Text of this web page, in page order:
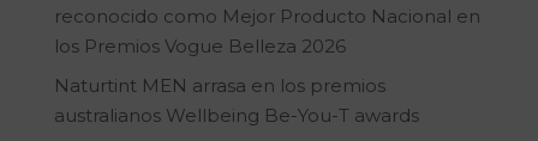
reconocido como Mejor Producto Nacional en
los Premios Vogue Belleza 2026
Naturtint MEN arrasa en los premios
australianos Wellbeing Be-You-T awards